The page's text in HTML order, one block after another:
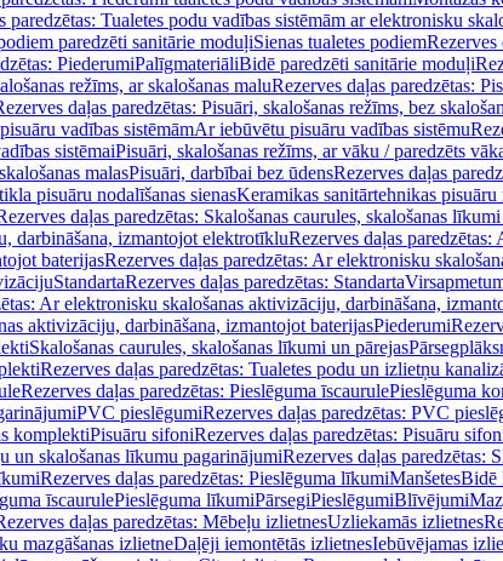
paredzētas: Tualetes podu vadības sistēmām ar elektronisku
paredzēti sanitārie moduļiSienas tualetes podiemRezerves
PiederumiPalīgmateriāliBidē paredzēti sanitārie moduļi
režīms, ar skalošanas maluRezerves daļas paredzētas:
daļas paredzētas: Pisuāri, skalošanas režīms, bez
vadības sistēmāmAr iebūvētu pisuāru vadības sistēmu
sistēmaiPisuāri, skalošanas režīms, ar vāku / paredzēts
malasPisuāri, darbībai bez ūdensRezerves daļas
pisuāru nodalīšanas sienasKeramikas sanitārtehnikas pisuāru
daļas paredzētas: Skalošanas caurules, skalošanas
darbināšana, izmantojot elektrotīkluRezerves daļas
baterijasRezerves daļas paredzētas: Ar elektronisku
StandartaRezerves daļas paredzētas: Standarta
Ar elektronisku skalošanas aktivizāciju, darbināšana,
aktivizāciju, darbināšana, izmantojot baterijasPiederumi
Skalošanas caurules, skalošanas līkumi un pārejas
Rezerves daļas paredzētas: Tualetes podu un izlietņu
Rezerves daļas paredzētas: Pieslēguma īscaurulePieslēguma
PVC pieslēgumiRezerves daļas paredzētas: PVC
komplektiPisuāru sifoniRezerves daļas paredzētas: Pisuāru
un skalošanas līkumu pagarinājumiRezerves daļas paredzētas:
Rezerves daļas paredzētas: Pieslēguma līkumiManšetesBidē
īscaurulePieslēguma līkumiPārsegiPieslēgumiBlīvējumi
daļas paredzētas: Mēbeļu izlietnesUzliekamās izlietnes
mazgāšanas izlietneDaļēji iemontētās izlietnesIebūvējamas